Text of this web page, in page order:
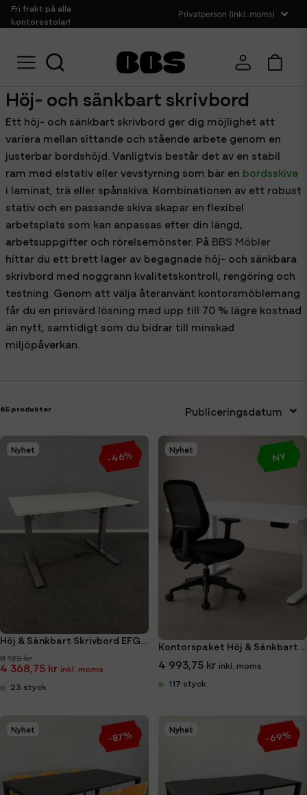
Fri frakt på alla
kontorsstolar!
Hem Bord Höj och sänkbart skrivbord
Höj- och sänkbart skrivbord
Ett höj- och sänkbart skrivbord ger dig möjlighet att
variera mellan sittande och stående arbete genom en
justerbar bordshöjd. Vanligtvis består det av en stabil
ram med elstativ eller vevstyrning som bär en bordsskiva
i laminat, trä eller spånskiva. Kombinationen av ett robust
stativ och en passande skiva skapar en flexibel
arbetsplats som kan anpassas efter din längd,
arbetsuppgifter och rörelsemönster. På BBS Möbler
hittar du ett brett lager av begagnade höj- och sänkbara
skrivbord med noggrann kvalitetskontroll, rengöring och
testning. Genom att välja återanvänt kontorsmöblemang
får du en prisvärd lösning med upp till 70 % lägre kostnad
än nytt, samtidigt som du bidrar till minskad
miljöpåverkan.
65 produkter Publiceringsdatum
Höj & Sänkbart Skrivbord EFG 120x80cm
8 125 kr
4 368,75 kr
23 styck
Nyhet -46%
Kontorspaket Höj & Sänkbart Skrivbord + Kontorsstol
4 993,75 kr
117 styck
Nyhet NY
Nyhet -87% Nyhet -69%